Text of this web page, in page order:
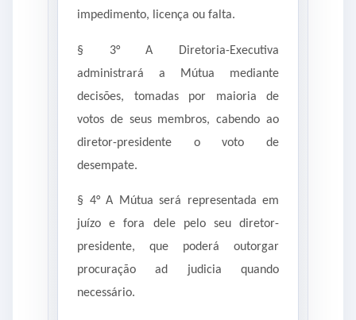
impedimento, licença ou falta.
§ 3° A Diretoria-Executiva
administrará a Mútua mediante
decisões, tomadas por maioria de
votos de seus membros, cabendo ao
diretor-presidente o voto de
desempate.
§ 4° A Mútua será representada em
juízo e fora dele pelo seu diretor-
presidente, que poderá outorgar
procuração ad judicia quando
necessário.